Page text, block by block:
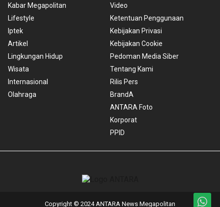
Kabar Megapolitan
Lifestyle
Iptek
Artikel
Lingkungan Hidup
Wisata
Internasional
Olahraga
Video
Ketentuan Penggunaan
Kebijakan Privasi
Kebijakan Cookie
Pedoman Media Siber
Tentang Kami
Rilis Pers
BrandA
ANTARA Foto
Korporat
PPID
Copyright © 2024 ANTARA News Megapolitan